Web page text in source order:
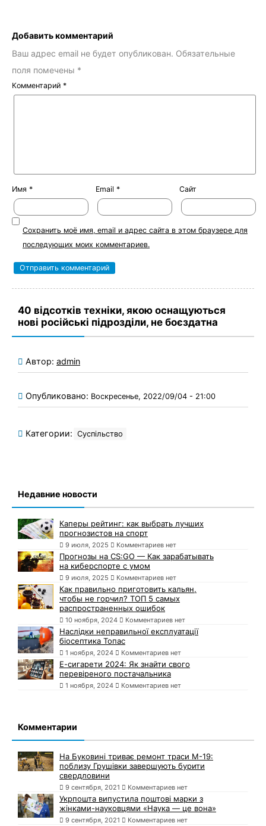
Добавить комментарий
Ваш адрес email не будет опубликован. Обязательные
поля помечены *
Комментарий *
Имя * Email * Сайт
Сохранить моё имя, email и адрес сайта в этом браузере для
последующих моих комментариев.
40 відсотків техніки, якою оснащуються
нові російські підрозділи, не боєздатна
Автор: admin
Опубликовано: Воскресенье, 2022/09/04 - 21:00
Категории: Суспільство
Недавние новости
Каперы рейтинг: как выбрать лучших
прогнозистов на спорт
9 июля, 2025 Комментариев нет
Прогнозы на CS:GO — Как зарабатывать
на киберспорте с умом
9 июля, 2025 Комментариев нет
Как правильно приготовить кальян,
чтобы не горчил? ТОП 5 самых
распространенных ошибок
10 ноября, 2024 Комментариев нет
Наслідки неправильної експлуатації
біосептика Топас
1 ноября, 2024 Комментариев нет
Е-сигарети 2024: Як знайти свого
перевіреного постачальника
1 ноября, 2024 Комментариев нет
Комментарии
На Буковині триває ремонт траси М-19:
поблизу Грушівки завершують бурити
свердловини
9 сентября, 2021 Комментариев нет
Укрпошта випустила поштові марки з
жінками-науковцями «Наука — це вона»
9 сентября, 2021 Комментариев нет